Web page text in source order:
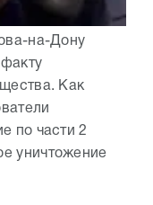
на-Дону
Как
по части 2
уничтожение